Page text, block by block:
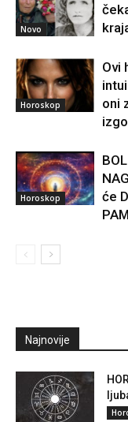
Novo
Horoskop
Ovi
oni
Horoskop
će
Najnovije